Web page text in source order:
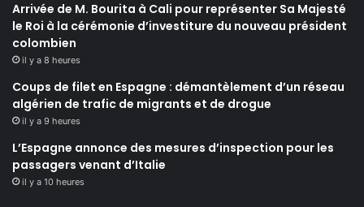
Arrivée de M. Bourita à Cali pour représenter Sa Majesté
le Roi à la cérémonie d’investiture du nouveau président
colombien
il y a 8 heures
Coups de filet en Espagne : démantèlement d’un réseau
algérien de trafic de migrants et de drogue
il y a 9 heures
L’Espagne annonce des mesures d’inspection pour les
passagers venant d’Italie
il y a 10 heures